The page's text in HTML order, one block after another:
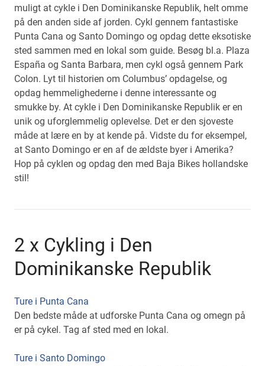
muligt at cykle i Den Dominikanske Republik, helt omme
på den anden side af jorden. Cykl gennem fantastiske
Punta Cana og Santo Domingo og opdag dette eksotiske
sted sammen med en lokal som guide. Besøg bl.a. Plaza
España og Santa Barbara, men cykl også gennem Park
Colon. Lyt til historien om Columbus’ opdagelse, og
opdag hemmelighederne i denne interessante og
smukke by. At cykle i Den Dominikanske Republik er en
unik og uforglemmelig oplevelse. Det er den sjoveste
måde at lære en by at kende på. Vidste du for eksempel,
at Santo Domingo er en af de ældste byer i Amerika?
Hop på cyklen og opdag den med Baja Bikes hollandske
stil!
2 x Cykling i Den
Dominikanske Republik
Ture i Punta Cana
Den bedste måde at udforske Punta Cana og omegn på
er på cykel. Tag af sted med en lokal.
Ture i Santo Domingo